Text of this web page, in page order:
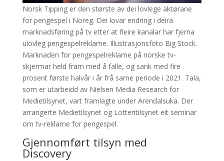
Norsk Tipping er den største av dei lovlege aktørane
for pengespel i Noreg. Dei lovar endring i deira
marknadsføring på tv etter at fleire kanalar har fjerna
ulovleg pengespelreklame. Illustrasjonsfoto Big Stock.
Marknaden for pengespelreklame på norske tv-
skjermar held fram med å falle, og sank med fire
prosent første halvår i år frå same periode i 2021. Tala,
som er utarbeidd av Nielsen Media Research for
Medietilsynet, vart framlagte under Arendalsuka. Der
arrangerte Medietilsynet og Lotteritilsynet eit seminar
om tv-reklame for pengespel.
Gjennomført tilsyn med
Discovery